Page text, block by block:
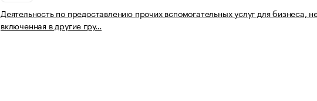
Деятельность по предоставлению прочих вспомогательных услуг для бизнеса,
включенная в другие гру…